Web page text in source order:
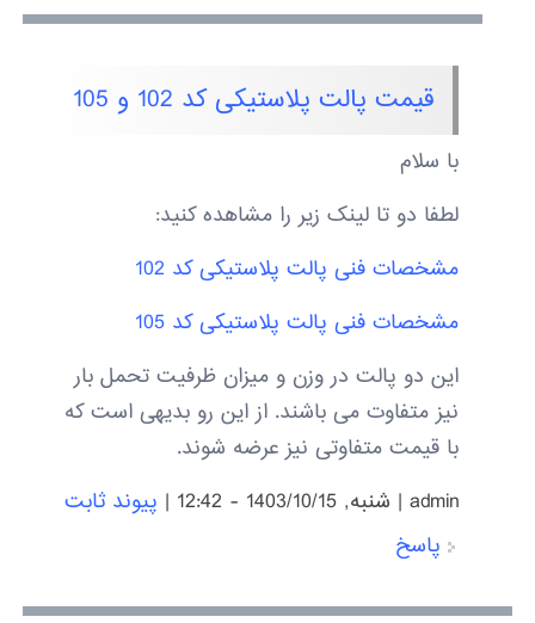
قیمت پالت پلاستیکی کد 102 و 105
با سلام
لطفا دو تا لینک زیر را مشاهده کنید:
مشخصات فنی پالت پلاستیکی کد 102
مشخصات فنی پالت پلاستیکی کد 105
این دو پالت در وزن و میزان ظرفیت تحمل بار
نیز متفاوت می باشند. از این رو بدیهی است که
با قیمت متفاوتی نیز عرضه شوند.
admin
| شنبه, 1403/10/15 - 12:42 | پیوند ثابت
پاسخ